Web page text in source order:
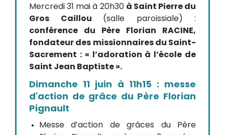
Mercredi 31 mai à 20h30 à Saint Pierre du
Gros Caillou (salle paroissiale) :
conférence du Père Florian RACINE,
fondateur des missionnaires du Saint-
Sacrement : « l’adoration à l’école de
Saint Jean Baptiste ».
Dimanche 11 juin à 11h15 : messe
d'action de grâce du Père Florian
Pignault
Messe d’action de grâces du Père